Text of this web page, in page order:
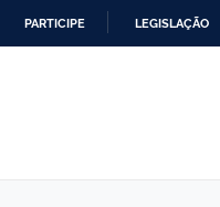
PARTICIPE LEGISLAÇÃO